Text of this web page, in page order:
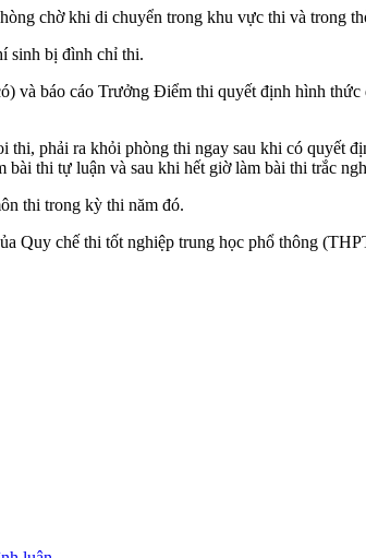
chờ khi di chuyển trong khu vực thi và trong
sinh bị đình chỉ thi.
và báo cáo Trưởng Điểm thi quyết định hình
phải ra khỏi phòng thi ngay sau khi có
thi tự luận và sau khi hết giờ làm bài thi trắc
thi trong kỳ thi năm đó.
Quy chế thi tốt nghiệp trung học phổ thông